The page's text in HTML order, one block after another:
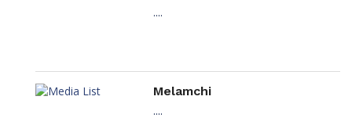
....
Melamchi
....